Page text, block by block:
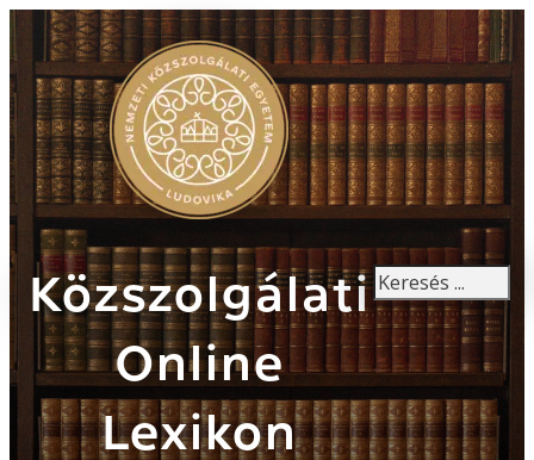
Közszolgálati
Online
Lexikon
Keresés